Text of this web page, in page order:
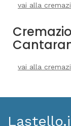
vai alla
vai alla